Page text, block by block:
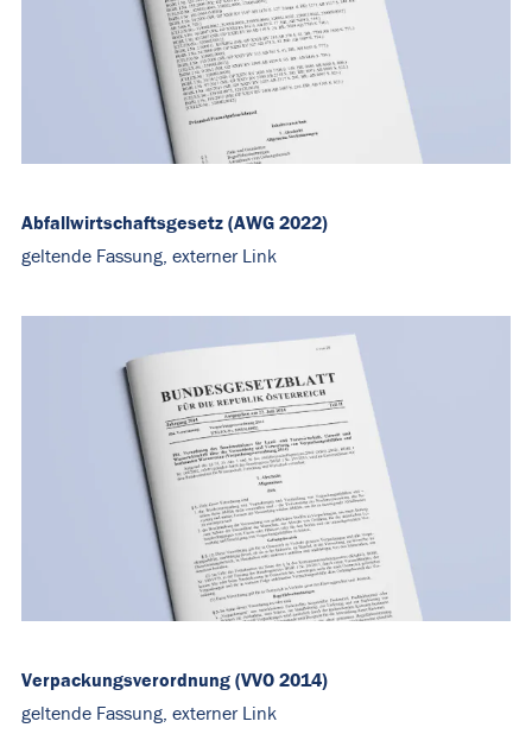
Abfallwirtschaftsgesetz (AWG 2022)
geltende Fassung, externer Link
Verpackungsverordnung (VVO 2014)
geltende Fassung, externer Link